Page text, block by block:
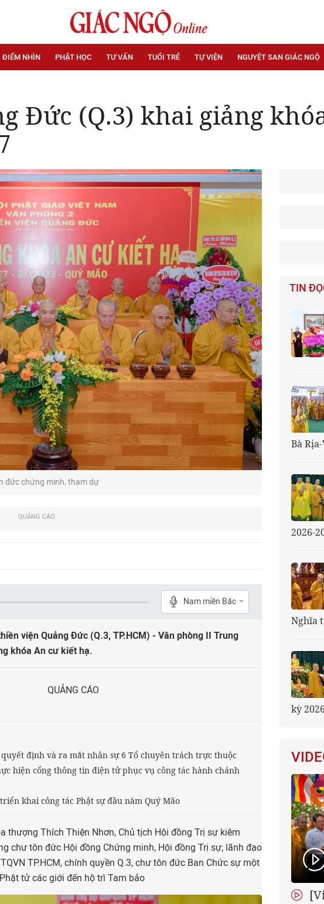
ĐIỂM NHÌN PHẬT HỌC TƯ VẤN TUỔI TRẺ TỰ VIỆN NGUYỆT SAN GIÁC NGỘ
Đức (Q.3) khai giảng
đức chứng minh, tham dự
QUẢNG CÁO
Nam miền Bắc
viện Quảng Đức (Q.3, TP.HCM) - Văn phòng II Trung
khóa An cư kiết hạ.
QUẢNG CÁO
định và ra mắt nhân sự 6 Tổ chuyên trách trực thuộc
hiện cổng thông tin điện tử phục vụ công tác hành chánh
khai công tác Phật sự đầu năm Quý Mão
thượng Thích Thiện Nhơn, Chủ tịch Hội đồng Trị sự kiêm
chư tôn đức Hội đồng Chứng minh, Hội đồng Trị sự; lãnh đạo
TP.HCM, chính quyền Q.3, chư tôn đức Ban Chức sự một
tử các giới đến hộ trì Tam bảo
TIN
Bà
2026-
Nghĩa
kỳ